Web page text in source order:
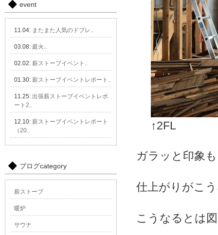
↑2FL
ガラッと印象
仕上がりがこ
こうなるとは
event
11.04: またまた人気のドブレ..
03.08: 庭火..
02.02: 薪ストーブイベント..
01.30: 薪ストーブイベントレポート..
11.25: 出張薪ストーブイベントレポ
ート2..
12.10: 薪ストーブイベントレポート
（20..
ブログcategory
薪ストーブ
暖炉
サウナ